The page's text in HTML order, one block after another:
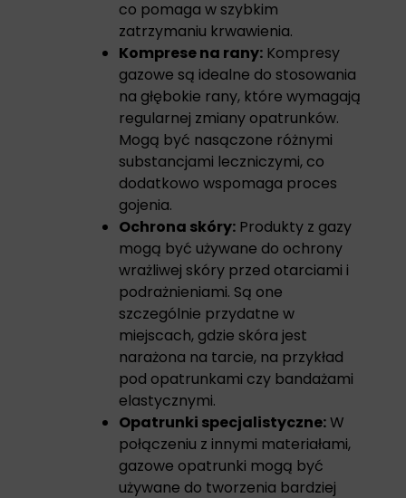
co pomaga w szybkim
zatrzymaniu krwawienia.
Komprese na rany:Kompresy
gazowe są idealne do stosowania
na głębokie rany, które wymagają
regularnej zmiany opatrunków.
Mogą być nasączone różnymi
substancjami leczniczymi, co
dodatkowo wspomaga proces
gojenia.
Ochrona skóry:Produkty z gazy
mogą być używane do ochrony
wrażliwej skóry przed otarciami i
podrażnieniami. Są one
szczególnie przydatne w
miejscach, gdzie skóra jest
narażona na tarcie, na przykład
pod opatrunkami czy bandażami
elastycznymi.
Opatrunki specjalistyczne:W
połączeniu z innymi materiałami,
gazowe opatrunki mogą być
używane do tworzenia bardziej